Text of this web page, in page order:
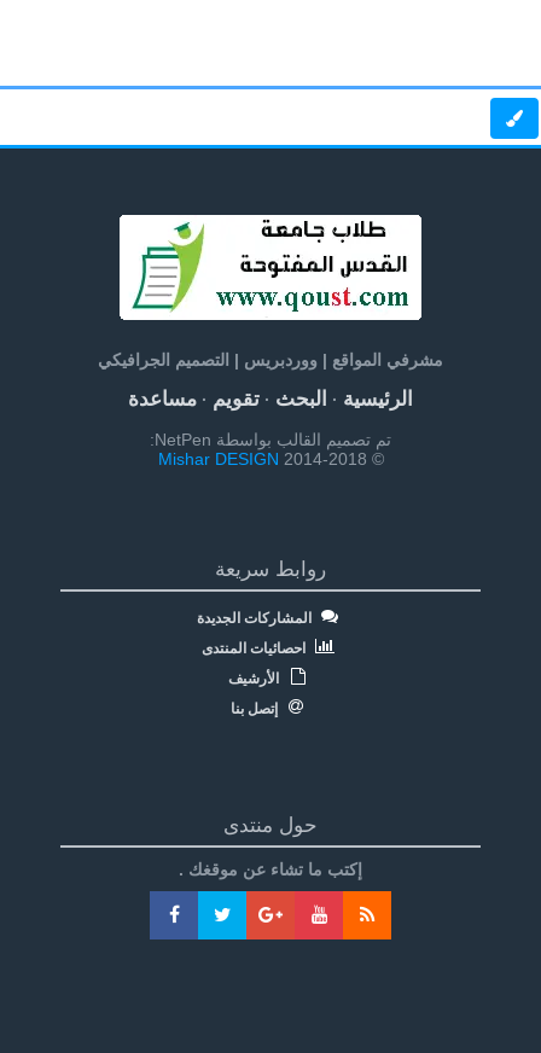
مشرفي المواقع | ووردبريس | التصميم الجرافيكي
الرئيسية· البحث· تقويم· مساعدة
تم تصميم القالب بواسطة NetPen:
© 2014-2018
Mishar DESIGN
روابط سريعة
المشاركات الجديدة
احصائيات المنتدى
الأرشيف
إتصل بنا
حول منتدى
إكتب ما تشاء عن موقغك .